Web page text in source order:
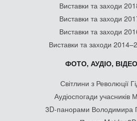
Виставки та заходи
Виставки та заходи
Виставки та заходи
Виставки та заходи
ФОТО, АУДІО,
Світлини з Революції
Аудіоспогади учасників
3D-панорами Володимира